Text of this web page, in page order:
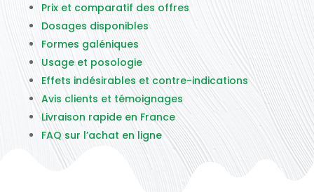
Prix et comparatif des offres
Dosages disponibles
Formes galéniques
Usage et posologie
Effets indésirables et contre-indications
Avis clients et témoignages
Livraison rapide en France
FAQ sur l’achat en ligne